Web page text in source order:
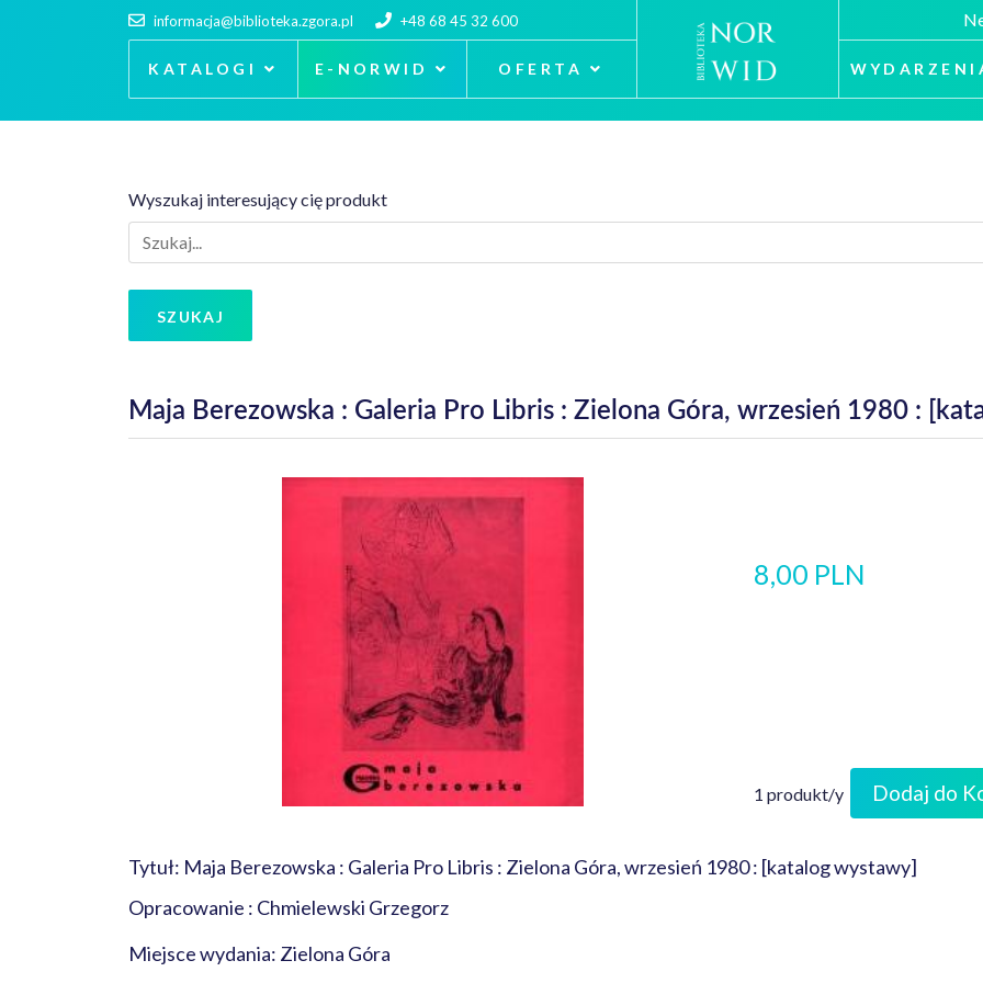
informacja@biblioteka.zgora.pl +48 68 45 32 600
KATALOGI E-NORWID OFERTA
Wyszukaj interesujący cię produkt
SZUKAJ
Maja Berezowska : Galeria Pro Libris : Zielona Góra, wrzesień 1980 :
8,00 PLN
1 produkt/y Dodaj do
Tytuł: Maja Berezowska : Galeria Pro Libris : Zielona Góra, wrzesień 1980 : [katalog wystawy]
Opracowanie : Chmielewski Grzegorz
Miejsce wydania: Zielona Góra